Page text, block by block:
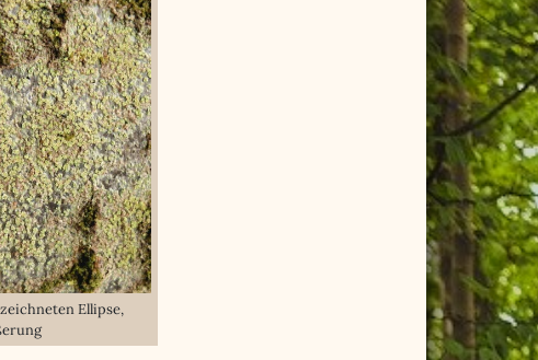
Ellipse,